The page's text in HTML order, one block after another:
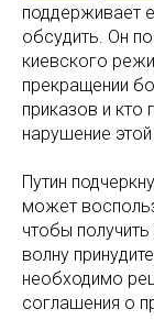
поддерживает
обсудить. Он
киевского
прекращении
приказов и кто
нарушение
Путин
может
чтобы
волну
необходимо
соглашения о